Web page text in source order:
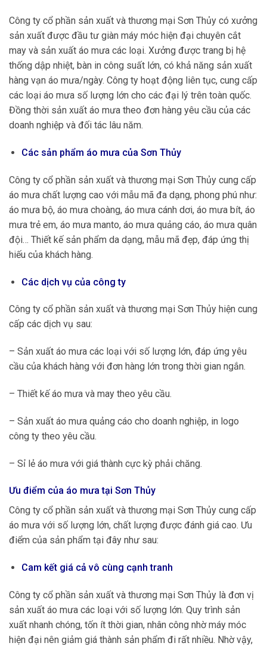
Công ty cổ phần sản xuất và thương mại Sơn Thủy có xưởng
sản xuất được đầu tư giàn máy móc hiện đại chuyên cắt
may và sản xuất áo mưa các loại. Xưởng được trang bị hệ
thống dập nhiệt, bàn in công suất lớn, có khả năng sản xuất
hàng vạn áo mưa/ngày. Công ty hoạt động liên tục, cung cấp
các loại áo mưa số lượng lớn cho các đại lý trên toàn quốc.
Đồng thời sản xuất áo mưa theo đơn hàng yêu cầu của các
doanh nghiệp và đối tác lâu năm.
Các sản phẩm áo mưa của Sơn Thủy
Công ty cổ phần sản xuất và thương mại Sơn Thủy cung cấp
áo mưa chất lượng cao với mẫu mã đa dạng, phong phú như:
áo mưa bộ, áo mưa choàng, áo mưa cánh dơi, áo mưa bít, áo
mưa trẻ em, áo mưa manto, áo mưa quảng cáo, áo mưa quân
đội… Thiết kế sản phẩm da dạng, mẫu mã đẹp, đáp ứng thị
hiếu của khách hàng.
Các dịch vụ của công ty
Công ty cổ phần sản xuất và thương mại Sơn Thủy hiện cung
cấp các dịch vụ sau:
– Sản xuất áo mưa các loại với số lượng lớn, đáp ứng yêu
cầu của khách hàng với đơn hàng lớn trong thời gian ngắn.
– Thiết kế áo mưa và may theo yêu cầu.
– Sản xuất áo mưa quảng cáo cho doanh nghiệp, in logo
công ty theo yêu cầu.
– Sỉ lẻ áo mưa với giá thành cực kỳ phải chăng.
Ưu điểm của áo mưa tại Sơn Thủy
Công ty cổ phần sản xuất và thương mại Sơn Thủy cung cấp
áo mưa với số lượng lớn, chất lượng được đánh giá cao. Ưu
điểm của sản phẩm tại đây như sau:
Cam kết giá cả vô cùng cạnh tranh
Công ty cổ phần sản xuất và thương mại Sơn Thủy là đơn vị
sản xuất áo mưa các loại với số lượng lớn. Quy trình sản
xuất nhanh chóng, tốn ít thời gian, nhân công nhờ máy móc
hiện đại nên giảm giá thành sản phẩm đi rất nhiều. Nhờ vậy,